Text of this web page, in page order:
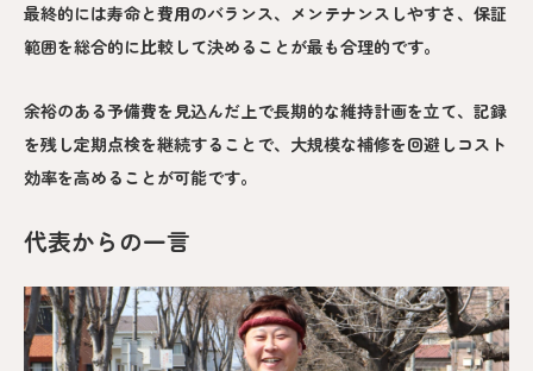
最終的には寿命と費用のバランス、メンテナンスしやすさ、保証
範囲を総合的に比較して決めることが最も合理的です。
余裕のある予備費を見込んだ上で長期的な維持計画を立て、記録
を残し定期点検を継続することで、大規模な補修を回避しコスト
効率を高めることが可能です。
代表からの一言